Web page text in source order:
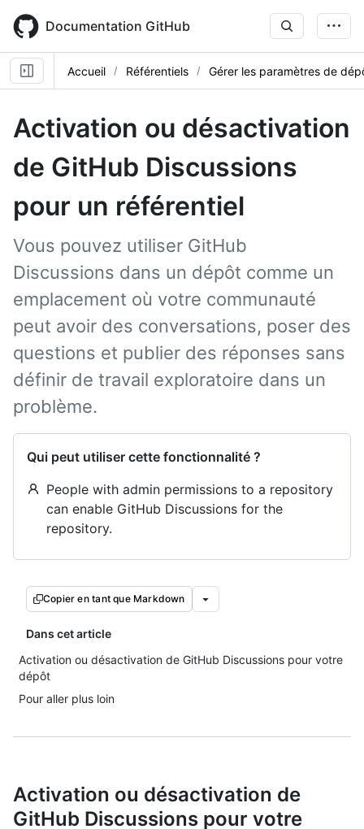
main
content
Documentation GitHub
Accueil Référentiels Gérer les paramètres de
Activation ou désactivation
de GitHub Discussions
pour un référentiel
Vous pouvez utiliser GitHub
Discussions dans un dépôt comme un
emplacement où votre communauté
peut avoir des conversations, poser des
questions et publier des réponses sans
définir de travail exploratoire dans un
problème.
Qui peut utiliser cette fonctionnalité ?
People with admin permissions to a repository
can enable GitHub Discussions for the
repository.
Copier en tant que Markdown
Dans cet article
Activation ou désactivation de GitHub Discussions pour votre
dépôt
Pour aller plus loin
Activation ou désactivation de
GitHub Discussions pour votre